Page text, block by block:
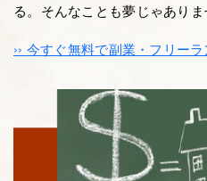
る。そんなことも夢じゃありま
›› 今すぐ無料で副業・フリー